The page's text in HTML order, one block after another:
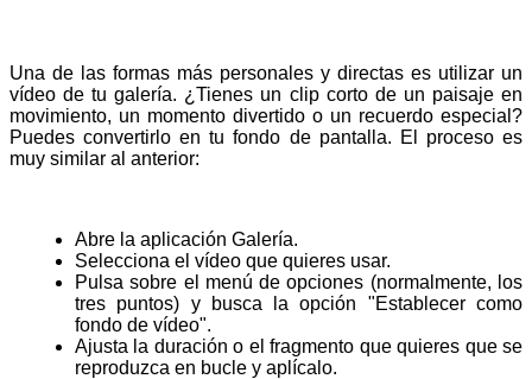
Una de las formas más personales y directas es utilizar un
vídeo de tu galería. ¿Tienes un clip corto de un paisaje en
movimiento, un momento divertido o un recuerdo especial?
Puedes convertirlo en tu fondo de pantalla. El proceso es
muy similar al anterior:
Abre la aplicación Galería.
Selecciona el vídeo que quieres usar.
Pulsa sobre el menú de opciones (normalmente, los
tres puntos) y busca la opción "Establecer como
fondo de vídeo".
Ajusta la duración o el fragmento que quieres que se
reproduzca en bucle y aplícalo.